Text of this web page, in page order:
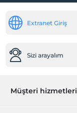
Extranet Giriş
Sizi arayalım
Müşteri hizmetleri